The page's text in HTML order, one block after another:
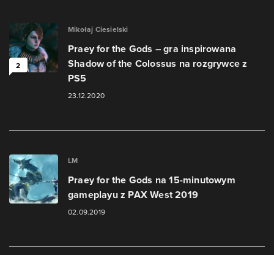
2
Mikołaj Ciesielski
Praey for the Gods – gra inspirowana
Shadow of the Colossus na rozgrywce z
PS5
23.12.2020
LM
Praey for the Gods na 15-minutowym
gameplayu z PAX West 2019
02.09.2019